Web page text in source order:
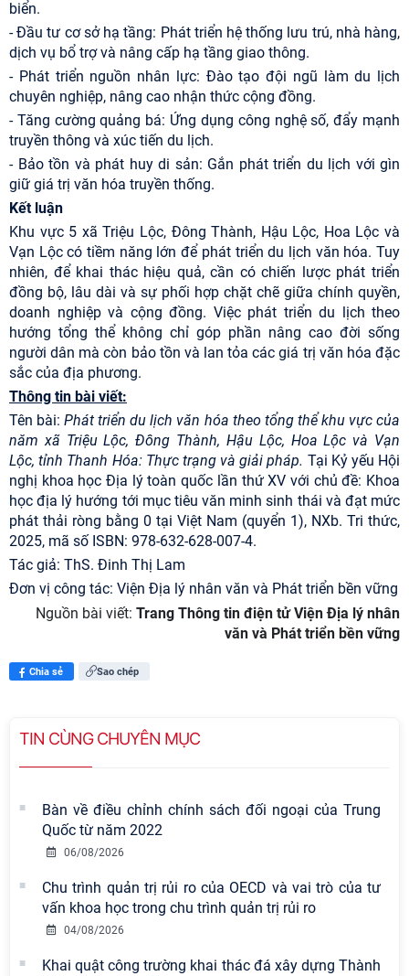
biển.
- Đầu tư cơ sở hạ tầng: Phát triển hệ thống lưu trú, nhà hàng,
dịch vụ bổ trợ và nâng cấp hạ tầng giao thông.
- Phát triển nguồn nhân lực: Đào tạo đội ngũ làm du lịch
chuyên nghiệp, nâng cao nhận thức cộng đồng.
- Tăng cường quảng bá: Ứng dụng công nghệ số, đẩy mạnh
truyền thông và xúc tiến du lịch.
- Bảo tồn và phát huy di sản: Gắn phát triển du lịch với gìn
giữ giá trị văn hóa truyền thống.
Kết luận
Khu vực 5 xã Triệu Lộc, Đông Thành, Hậu Lộc, Hoa Lộc và
Vạn Lộc có tiềm năng lớn để phát triển du lịch văn hóa. Tuy
nhiên, để khai thác hiệu quả, cần có chiến lược phát triển
đồng bộ, lâu dài và sự phối hợp chặt chẽ giữa chính quyền,
doanh nghiệp và cộng đồng. Việc phát triển du lịch theo
hướng tổng thể không chỉ góp phần nâng cao đời sống
người dân mà còn bảo tồn và lan tỏa các giá trị văn hóa đặc
sắc của địa phương.
Thông tin bài viết:
Tên bài:Phát triển du lịch văn hóa theo tổng thể khu vực của
năm xã Triệu Lộc, Đông Thành, Hậu Lộc, Hoa Lộc và Vạn
Lộc, tỉnh Thanh Hóa: Thực trạng và giải pháp. Tại Kỷ yếu Hội
nghị khoa học Địa lý toàn quốc lần thứ XV với chủ đề: Khoa
học địa lý hướng tới mục tiêu văn minh sinh thái và đạt mức
phát thải ròng bằng 0 tại Việt Nam (quyển 1), NXb. Tri thức,
2025, mã số ISBN: 978-632-628-007-4.
Tác giả: ThS. Đinh Thị Lam
Đơn vị công tác: Viện Địa lý nhân văn và Phát triển bền vững
Nguồn bài viết: Trang Thông tin điện tử Viện Địa lý nhân
văn và Phát triển bền vững
Chia sẻ Sao chép
TIN CÙNG CHUYÊN MỤC
Bàn về điều chỉnh chính sách đối ngoại của Trung
Quốc từ năm 2022
06/08/2026
Chu trình quản trị rủi ro của OECD và vai trò của tư
vấn khoa học trong chu trình quản trị rủi ro
04/08/2026
Khai quật công trường khai thác đá xây dựng Thành